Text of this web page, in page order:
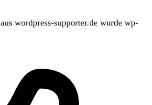
aus wordpress-supporter.de wurde wp-